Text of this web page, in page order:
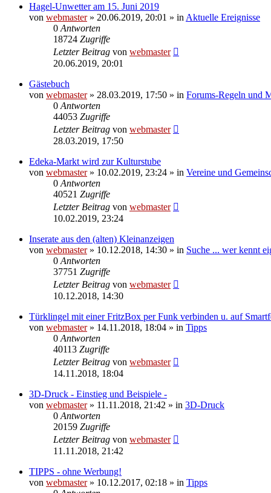
Hagel-Unwetter am 15. Juni 2019
von webmaster» 20.06.2019, 20:01 » in Aktuelle Ereignisse
0 Antworten
18724 Zugriffe
Letzter Beitrag von webmaster
20.06.2019, 20:01
Gästebuch
von webmaster» 28.03.2019, 17:50 » in Forums-Regeln und
0 Antworten
44053 Zugriffe
Letzter Beitrag von webmaster
28.03.2019, 17:50
Edeka-Markt wird zur Kulturstube
von webmaster» 10.02.2019, 23:24 » in Vereine und
0 Antworten
40521 Zugriffe
Letzter Beitrag von webmaster
10.02.2019, 23:24
Inserate aus den (alten) Kleinanzeigen
von webmaster» 10.12.2018, 14:30 » in Suche ... wer kennt
0 Antworten
37751 Zugriffe
Letzter Beitrag von webmaster
10.12.2018, 14:30
Türklingel mit einer FritzBox per Funk verbinden u. auf
von webmaster» 14.11.2018, 18:04 » in Tipps
0 Antworten
40113 Zugriffe
Letzter Beitrag von webmaster
14.11.2018, 18:04
3D-Druck - Einstieg und Beispiele -
von webmaster» 11.11.2018, 21:42 » in 3D-Druck
0 Antworten
20159 Zugriffe
Letzter Beitrag von webmaster
11.11.2018, 21:42
TIPPS - ohne Werbung!
von webmaster» 10.12.2017, 02:18 » in Tipps